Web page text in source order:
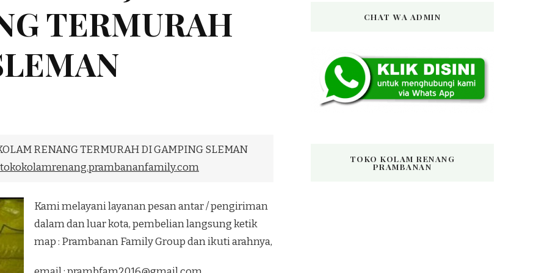
TERMURAH
RENANG TERMURAH DI GAMPING SLEMAN
tokokolamrenang.prambananfamily.com
Kami melayani layanan pesan antar / pengiriman
dalam dan luar kota, pembelian langsung ketik
map : Prambanan Family Group dan ikuti arahnya,
CHAT WA ADMIN
TOKO KOLAM RENANG
PRAMBANAN